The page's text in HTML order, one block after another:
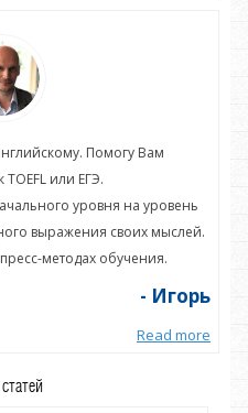
Помогу Вам
TOEFL или ЕГЭ.
уровня на уровень
выражения своих мыслей.
методах обучения.
- Игорь
Read more